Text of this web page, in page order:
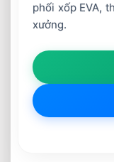
phối xốp EVA,
xưởng.